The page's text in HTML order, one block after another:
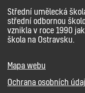
Střední umělecká
střední odbornou
vznikla v roce 1990
škola na Ostravsku.
Mapa webu
Ochrana osobních